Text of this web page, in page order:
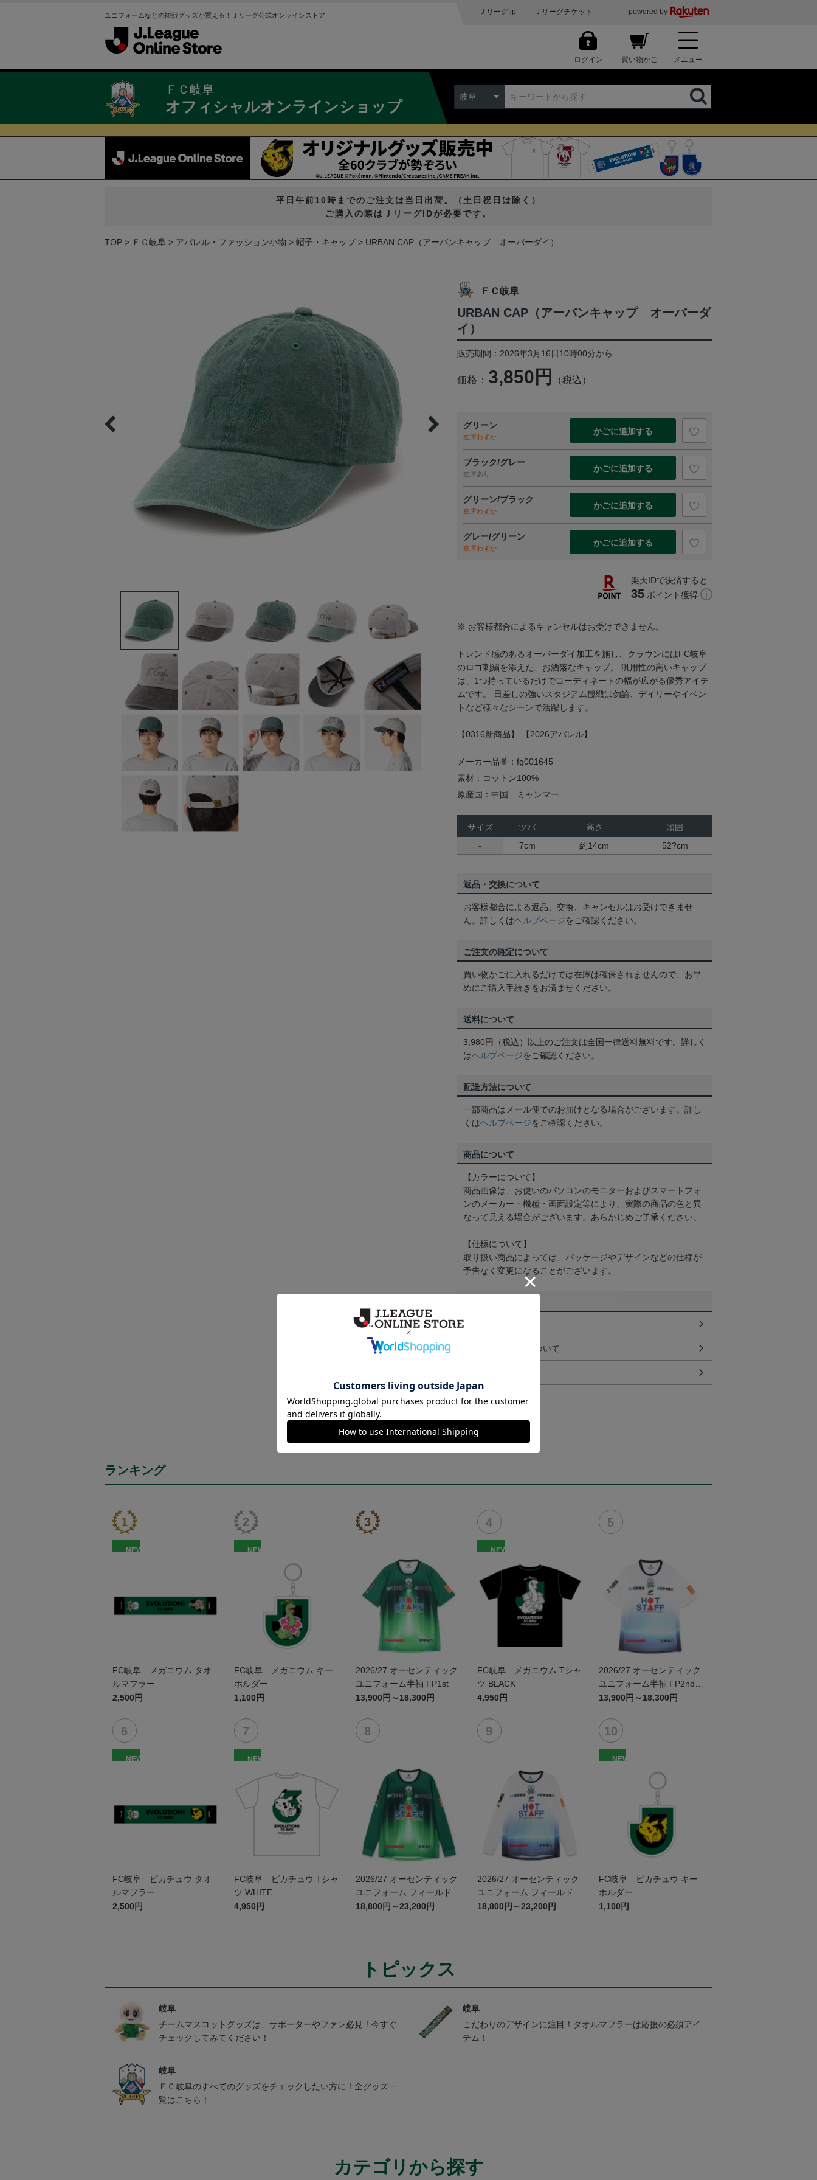
ユニフォームなどの観戦グッズが買える！Ｊリーグ公式オンラインストア Ｊリーグ.jp Ｊリーグチケット powered by
ログイン 買い物かご メニュー
ＦＣ岐阜
オフィシャルオンラインショップ
岐阜
平日午前10時までのご注文は当日出荷。（土日祝日は除く）
ご購入の際はＪリーグIDが必要です。
TOP ＦＣ岐阜 アパレル・ファッション小物 帽子・キャップ URBAN CAP（アーバンキャップ オーバーダイ）
ＦＣ岐阜
URBAN CAP（アーバンキャップ オーバーダ
イ）
販売期間：2026年3月16日10時00分から
価格： 3,850円 （税込）
グリーン
在庫わずか
かごに追加する
ブラック/グレー
在庫あり
かごに追加する
グリーン/ブラック
在庫わずか
かごに追加する
グレー/グリーン
在庫わずか
かごに追加する
楽天IDで決済すると
35 ポイント獲得
※ お客様都合によるキャンセルはお受けできません。
トレンド感のあるオーバーダイ加工を施し、クラウンにはFC岐阜
のロゴ刺繍を添えた、お洒落なキャップ。 汎用性の高いキャップ
は、1つ持っているだけでコーディネートの幅が広がる優秀アイテ
ムです。 日差しの強いスタジアム観戦は勿論、デイリーやイベン
トなど様々なシーンで活躍します。
【0316新商品】 【2026アパレル】
メーカー品番：fg001645
素材：コットン100%
原産国：中国 ミャンマー
サイズ ツバ 高さ
頭囲
-
7cm 約14cm 52?cm
返品・交換について
お客様都合による返品、交換、キャンセルはお受けできませ
ん。詳しくはヘルプページをご確認ください。
ご注文の確定について
買い物かごに入れるだけでは在庫は確保されませんので、お早
めにご購入手続きをお済ませください。
送料について
3,980円（税込）以上のご注文は全国一律送料無料です。詳しく
はヘルプページをご確認ください。
配送方法について
一部商品はメール便でのお届けとなる場合がございます。詳し
くはヘルプページをご確認ください。
商品について
【カラーについて】
商品画像は、お使いのパソコンのモニターおよびスマートフォ
ンのメーカー・機種・画面設定等により、実際の商品の色と異
なって見える場合がございます。あらかじめご了承ください。
【仕様について】
取り扱い商品によっては、パッケージやデザインなどの仕様が
予告なく変更になることがございます。
ギフト対応について
ランキング
NEW
FC岐阜 メガニウム タオ
ルマフラー
2,500円
NEW
FC岐阜 メガニウム キー
ホルダー
1,100円
2026/27 オーセンティック
ユニフォーム半袖 FP1st
13,900円～18,300円
NEW
FC岐阜 メガニウム Tシャ
ツ BLACK
4,950円
2026/27 オーセンティック
ユニフォーム半袖 FP2nd~
岐阜かかみがはら航空宇宙
~
13,900円～18,300円
NEW
FC岐阜 ピカチュウ タオ
ルマフラー
2,500円
NEW
FC岐阜 ピカチュウ Tシャ
ツ WHITE
4,950円
2026/27 オーセンティック
ユニフォーム フィールドプ
レイヤー 1st 長袖
18,800円～23,200円
2026/27 オーセンティック
ユニフォーム フィールドプ
レイヤー 2nd 長袖 ~岐阜か
18,800円～23,200円
NEW
FC岐阜 ピカチュウ キー
ホルダー
1,100円
トピックス
岐阜
チームマスコットグッズは、サポーターやファン必見！今すぐ
チェックしてみてください！
岐阜
こだわりのデザインに注目！タオルマフラーは応援の必須アイ
テム！
岐阜
ＦＣ岐阜のすべてのグッズをチェックしたい方に！全グッズ一
覧はこちら！
カテゴリから探す